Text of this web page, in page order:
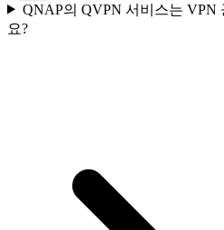
QNAP의 QVPN 서비스는 VPN
요?